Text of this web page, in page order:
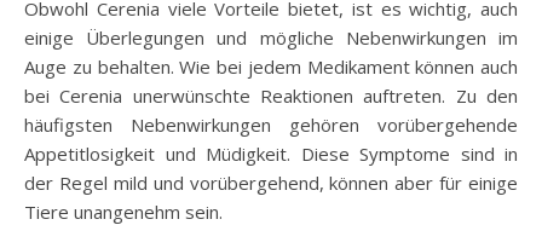
Obwohl Cerenia viele Vorteile bietet, ist es wichtig, auch
einige Überlegungen und mögliche Nebenwirkungen im
Auge zu behalten. Wie bei jedem Medikament können auch
bei Cerenia unerwünschte Reaktionen auftreten. Zu den
häufigsten Nebenwirkungen gehören vorübergehende
Appetitlosigkeit und Müdigkeit. Diese Symptome sind in
der Regel mild und vorübergehend, können aber für einige
Tiere unangenehm sein.